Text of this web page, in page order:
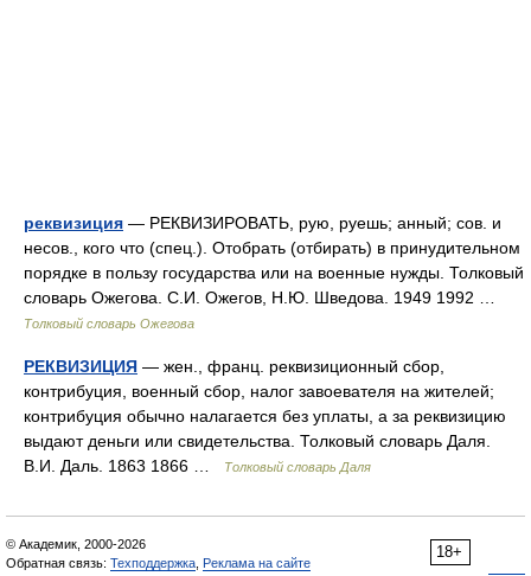
реквизиция — РЕКВИЗИРОВАТЬ, рую, руешь; анный; сов. и
несов., кого что (спец.). Отобрать (отбирать) в принудительном
порядке в пользу государства или на военные нужды. Толковый
словарь Ожегова. С.И. Ожегов, Н.Ю. Шведова. 1949 1992 …
Толковый словарь Ожегова
РЕКВИЗИЦИЯ — жен., франц. реквизиционный сбор,
контрибуция, военный сбор, налог завоевателя на жителей;
контрибуция обычно налагается без уплаты, а за реквизицию
выдают деньги или свидетельства. Толковый словарь Даля.
В.И. Даль. 1863 1866 …
Толковый словарь Даля
18+
© Академик, 2000-2026
Обратная связь: Техподдержка Реклама на сайте